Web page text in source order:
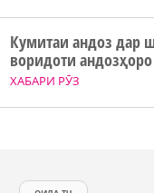
ХАБАРИ РӮЗ
Кумитаи андоз дар
воридоти